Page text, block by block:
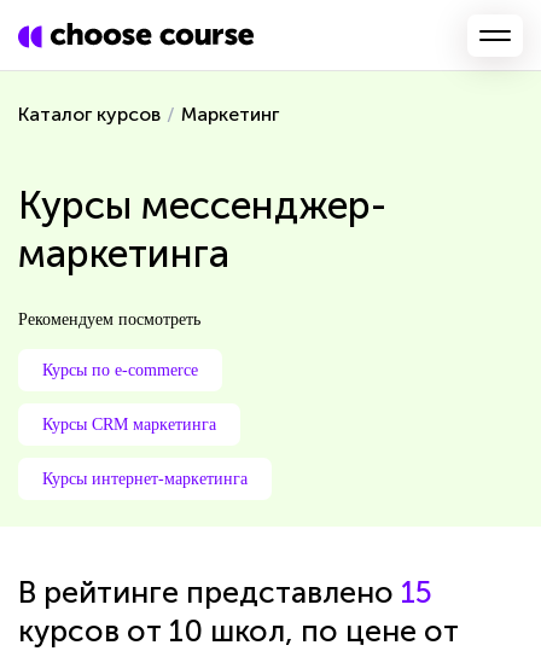
Каталог курсов / Маркетинг
Курсы мессенджер-
маркетинга
Рекомендуем посмотреть
Курсы по e-commerce
Курсы CRM маркетинга
Курсы интернет-маркетинга
В рейтинге представлено 15
курсов от 10 школ, по цене от